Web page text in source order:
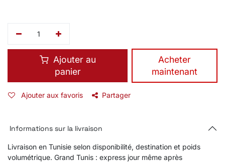
Ajouter au
panier
​Acheter
maintenant
Ajouter aux favoris Partager
Informations sur la livraison
Livraison en Tunisie selon disponibilité, destination et poids
volumétrique. Grand Tunis : express jour même après